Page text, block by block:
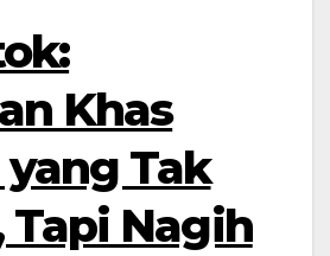
Khas
Tak
Tapi Nagih